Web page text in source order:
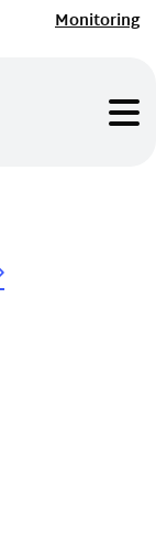
Monitoring